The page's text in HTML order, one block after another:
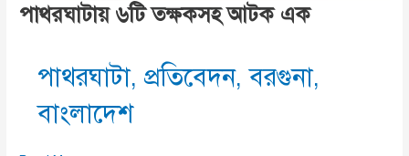
পাথরঘাটায় ৬টি তক্ষকসহ আটক এক
পাথরঘাটা,প্রতিবেদন,বরগুনা,
বাংলাদেশ